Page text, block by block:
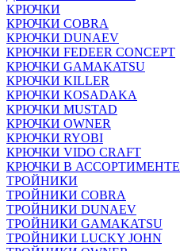
КРЮЧКИ
КРЮЧКИ COBRA
КРЮЧКИ DUNAEV
КРЮЧКИ FEDEER CONCEPT
КРЮЧКИ GAMAKATSU
КРЮЧКИ KILLER
КРЮЧКИ KOSADAKA
КРЮЧКИ MUSTAD
КРЮЧКИ OWNER
КРЮЧКИ RYOBI
КРЮЧКИ VIDO CRAFT
КРЮЧКИ В АССОРТИМЕНТЕ
ТРОЙНИКИ
ТРОЙНИКИ COBRA
ТРОЙНИКИ DUNAEV
ТРОЙНИКИ GAMAKATSU
ТРОЙНИКИ LUCKY JOHN